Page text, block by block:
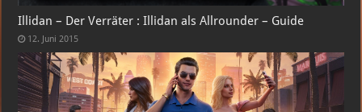
Illidan – Der Verräter : Illidan als Allrounder – Guide
12. Juni 2015